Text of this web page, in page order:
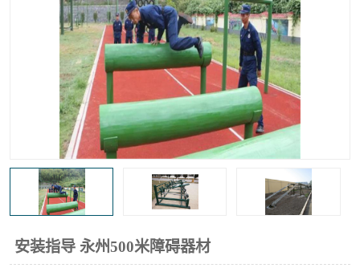
安装指导 永州500米障碍器材